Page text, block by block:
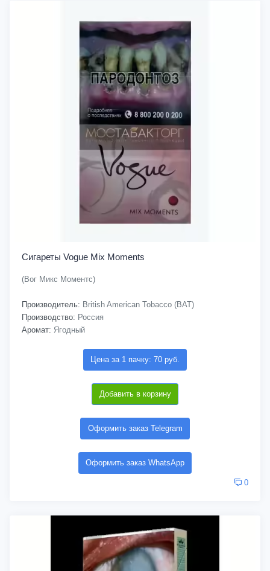
Сигареты Vogue Mix Moments
(Вог Микс Моментс)
Производитель: British American Tobacco (BAT)
Производство: Россия
Аромат: Ягодный
Цена за 1 пачку: 70 руб.
Добавить в корзину
Оформить заказ Telegram
Оформить заказ WhatsApp
0